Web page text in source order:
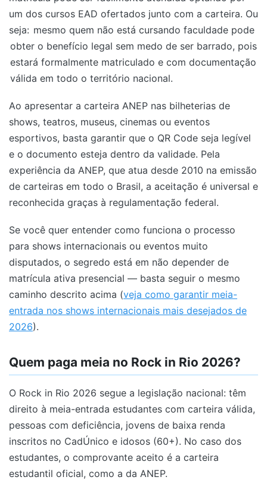
um dos cursos EAD ofertados junto com a carteira. Ou
seja: mesmo quem não está cursando faculdade pode
obter o benefício legal sem medo de ser barrado, pois
estará formalmente matriculado e com documentação
válida em todo o território nacional.
Ao apresentar a carteira ANEP nas bilheterias de
shows, teatros, museus, cinemas ou eventos
esportivos, basta garantir que o QR Code seja legível
e o documento esteja dentro da validade. Pela
experiência da ANEP, que atua desde 2010 na emissão
de carteiras em todo o Brasil, a aceitação é universal e
reconhecida graças à regulamentação federal.
Se você quer entender como funciona o processo
para shows internacionais ou eventos muito
disputados, o segredo está em não depender de
matrícula ativa presencial — basta seguir o mesmo
caminho descrito acima (veja como garantir meia-
entrada nos shows internacionais mais desejados de
2026).
Quem paga meia no Rock in Rio 2026?
O Rock in Rio 2026 segue a legislação nacional: têm
direito à meia-entrada estudantes com carteira válida,
pessoas com deficiência, jovens de baixa renda
inscritos no CadÚnico e idosos (60+). No caso dos
estudantes, o comprovante aceito é a carteira
estudantil oficial, como a da ANEP.